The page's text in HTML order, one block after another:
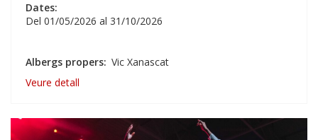
Dates:
Del 01/05/2026 al 31/10/2026
Albergs propers Vic Xanascat
Veure detall